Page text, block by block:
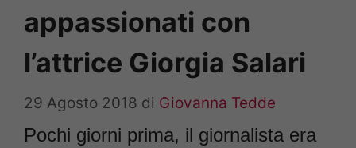
appassionati con
l’attrice Giorgia Salari
29 Agosto 2018 di Giovanna Tedde
Pochi giorni prima, il giornalista era